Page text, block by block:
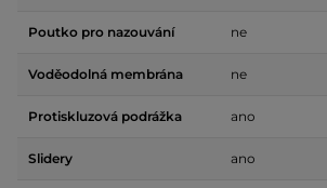
Poutko pro nazouvání ne
Voděodolná membrána ne
Protiskluzová podrážka ano
Slidery ano